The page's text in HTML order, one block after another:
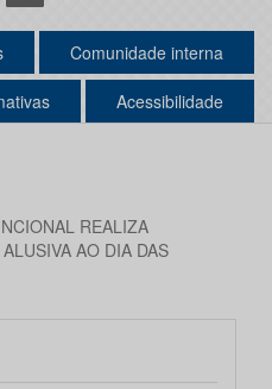
Comunidade interna
Acessibilidade
REALIZA
AO DIA DAS